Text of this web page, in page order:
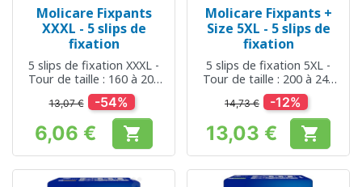
Molicare Fixpants
XXXL - 5 slips de
fixation
5 slips de fixation XXXL -
Tour de taille : 160 à 200
cm
13,07 € -54%
Prix
6,06 € 
Molicare Fixpants +
Size 5XL - 5 slips de
fixation
5 slips de fixation 5XL -
Tour de taille : 200 à 240
cm
14,73 € -12%
Prix
13,03 € 